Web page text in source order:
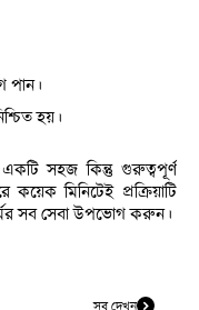
পান।
হয়।
সহজ কিন্তু গুরুত্বপূর্ণ
মিনিটেই প্রক্রিয়াটি
সব সেবা উপভোগ করুন।